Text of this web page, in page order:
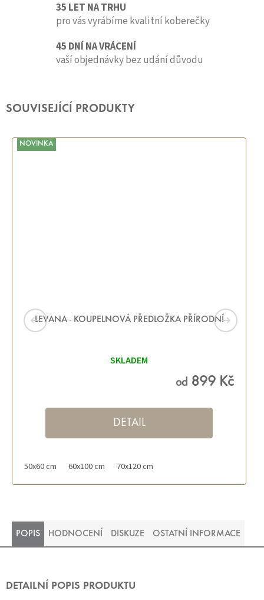
35 LET NA TRHU
pro vás vyrábíme kvalitní koberečky
45 DNÍ NA VRÁCENÍ
vaší objednávky bez udání důvodu
SOUVISEJÍCÍ PRODUKTY
NOVINKA
LEVANA - KOUPELNOVÁ PŘEDLOŽKA PŘÍRODNÍ
SKLADEM
od 899 Kč
DETAIL
50x60 cm 60x100 cm 70x120 cm
POPIS HODNOCENÍ DISKUZE OSTATNÍ INFORMACE
DETAILNÍ POPIS PRODUKTU